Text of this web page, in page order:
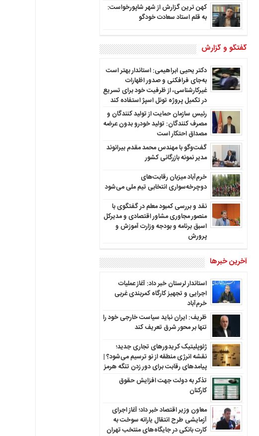
کهن ترین گزارش از شهر شاپورخواست:
به قلم استاد سعادت خودگو
گفتگو و گزارش
دکتر یحیی ابراهیمی: استاندار بهتر است
به‌جای فرافکنی و صدور اظهارات
غیرکارشناسی، از ظرفیت خود برای تسریع
در تکمیل پروژه تونل اسپژ استفاده کند
رئیس سازمان حمایت از تولید کنندگان و
مصرف کنندگان: تولید خودرو بدون عرضه
مصداق احتکار است
گفت‌وگو با مهندس محمد مقدم بیرانوند
مدیر نمونه بازرگانی کشور
خرم‌آباد میزبان رقابت‌های
دوچرخه‌سواری انتخابی تیم ملی می‌شود
نقد و بررسی کمبود معلم در گفتگوی با
منصور مجاوری مشاور اقتصادی و مدیرکل
اسبق برنامه و بودجه وزارت آموزش و
پرورش
آخرین خبرها
استاندار لرستان خبر داد: آغاز عملیات
اجرایی و تجهیز کارگاه کمربندی غربی
خرم‌آباد
ظریف: ایران نباید سیاست خارجی خود را
تنها بر محور شرق تعریف کند
ژئوپلیتیک کریدورهای تجاری جدید؛
نقشه انرژی منطقه‌ از نو ترسیم می‌شود؟ |
پیامدهای رقابت برای دور زدن تنگه هرمز
تذکر به دولت جهت افزایش حقوق
کارکنان ‌
معاون وزیر اقتصاد خبر داد؛ آغاز اجرای
آزمایشی طرح انتقال یارانه سوخت به
کارت بانکی در جایگاه‌های منتخب تهران